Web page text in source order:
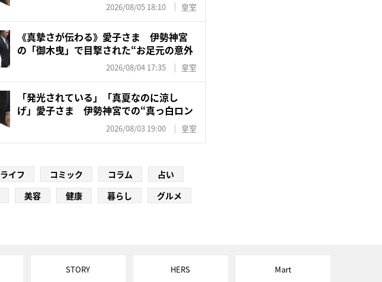
2026/08/05 18:10 皇室
《真摯さが伝わる》愛子さま 伊勢神宮
の「御木曳」で目撃された“お足元の意外
2026/08/04 17:35 皇室
「発光されている」「真夏なのに涼し
げ」愛子さま 伊勢神宮での“真っ白ロン
2026/08/03 19:00 皇室
ライフ コミック コラム
占い
美容 健康 暮らし グルメ
STORY HERS Mart